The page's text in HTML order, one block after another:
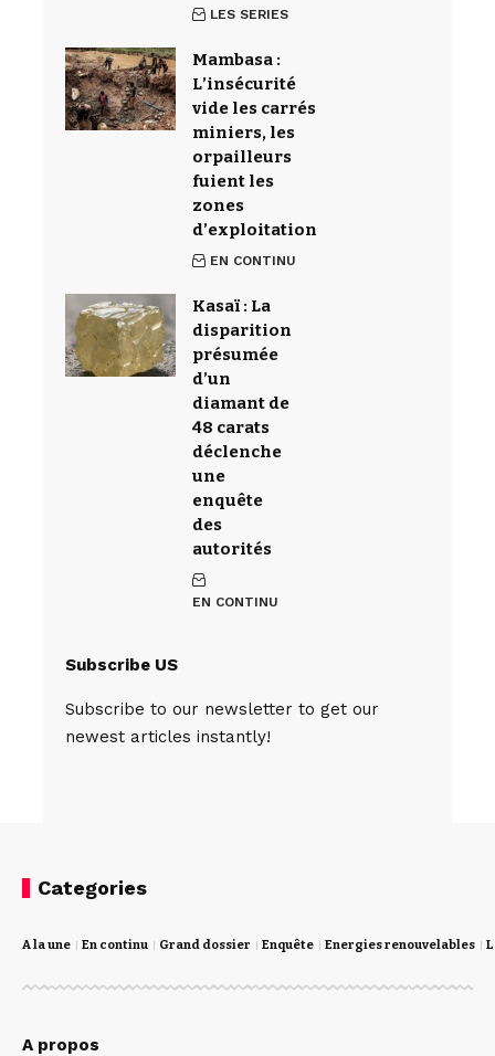
LES SERIES
Mambasa :
L’insécurité
vide les carrés
miniers, les
orpailleurs
fuient les
zones
d’exploitation
EN CONTINU
Kasaï : La
disparition
présumée
d’un
diamant de
48 carats
déclenche
une
enquête
des
autorités
EN CONTINU
Subscribe US
Subscribe to our newsletter to get our
newest articles instantly!
Categories
A la une En continu Grand dossier Enquête Energies renouvelables
A propos